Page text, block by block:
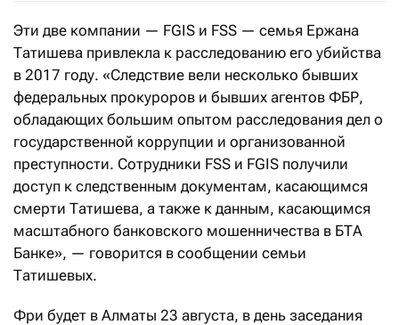
Эти две компании — FGIS и FSS — семья Ержана
Татишева привлекла к расследованию его убийства
в 2017 году. «Следствие вели несколько бывших
федеральных прокуроров и бывших агентов ФБР,
обладающих большим опытом расследования дел о
государственной коррупции и организованной
преступности. Сотрудники FSS и FGIS получили
доступ к следственным документам, касающимся
смерти Татишева, а также к данным, касающимся
масштабного банковского мошенничества в БТА
Банке», — говорится в сообщении семьи
Татишевых.
Фри будет в Алматы 23 августа, в день заседания